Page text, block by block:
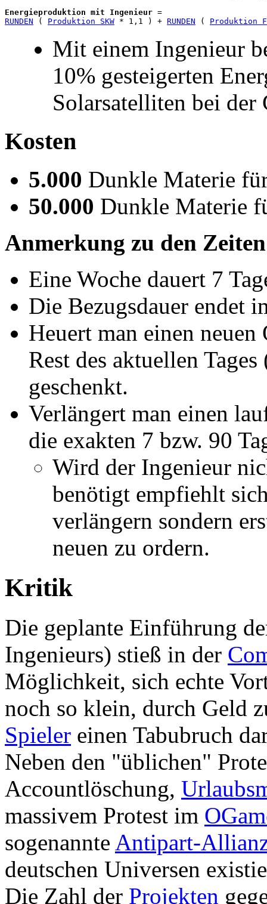
Energieproduktion mit Ingenieur
RUNDEN ( Produktion SKW * 1,1 ) + RUNDEN ( Produktion
Mit einem Ingenieur
10% gesteigerten
Solarsatelliten bei
Kosten
5.000 Dunkle Materie
50.000 Dunkle Materie
Anmerkung zu den
Eine Woche dauert 7
Die Bezugsdauer endet
Heuert man einen
Rest des aktuellen
geschenkt.
Verlängert man einen
die exakten 7 bzw. 90
Wird der Ingenieur
benötigt empfiehlt
verlängern sondern
neuen zu ordern.
Kritik
Die geplante Einführung
Ingenieurs) stieß in der
Möglichkeit, sich echte
noch so klein, durch Geld
Spieler einen Tabubruch
Neben den "üblichen"
Accountlöschung,
massivem Protest im
sogenannte Antipart-
deutschen Universen
Die Zahl der Projekten